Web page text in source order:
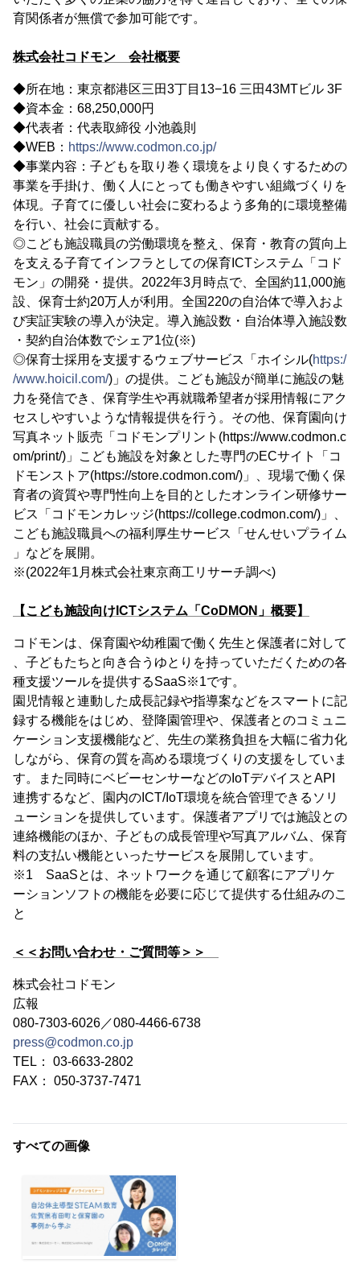
育関係者が無償で参加可能です。
株式会社コドモン 会社概要
◆所在地：東京都港区三田3丁目13−16 三田43MTビル 3F
◆資本金：68,250,000円
◆代表者：代表取締役 小池義則
◆WEB： https://www.codmon.co.jp/
◆事業内容：子どもを取り巻く環境をより良くするための
事業を手掛け、働く人にとっても働きやすい組織づくりを
体現。子育てに優しい社会に変わるよう多角的に環境整備
を行い、社会に貢献する。
◎こども施設職員の労働環境を整え、保育・教育の質向上
を支える子育てインフラとしての保育ICTシステム「コド
モン」の開発・提供。2022年3月時点で、全国約11,000施
設、保育士約20万人が利用。全国220の自治体で導入およ
び実証実験の導入が決定。導入施設数・自治体導入施設数
・契約自治体数でシェア1位(※)
◎保育士採用を支援するウェブサービス「ホイシル(https:/
/www.hoicil.com/)」の提供。こども施設が簡単に施設の魅
力を発信でき、保育学生や再就職希望者が採用情報にアク
セスしやすいような情報提供を行う。その他、保育園向け
写真ネット販売「コドモンプリント(https://www.codmon.c
om/print/)」こども施設を対象とした専門のECサイト「コ
ドモンストア(https://store.codmon.com/)」、現場で働く保
育者の資質や専門性向上を目的としたオンライン研修サー
ビス「コドモンカレッジ(https://college.codmon.com/)」、
こども施設職員への福利厚生サービス「せんせいプライム
」などを展開。
※(2022年1月株式会社東京商工リサーチ調べ)
【こども施設向けICTシステム「CoDMON」概要】
コドモンは、保育園や幼稚園で働く先生と保護者に対して
、子どもたちと向き合うゆとりを持っていただくための各
種支援ツールを提供するSaaS※1です。
園児情報と連動した成長記録や指導案などをスマートに記
録する機能をはじめ、登降園管理や、保護者とのコミュニ
ケーション支援機能など、先生の業務負担を大幅に省力化
しながら、保育の質を高める環境づくりの支援をしていま
す。また同時にベビーセンサーなどのIoTデバイスとAPI
連携するなど、園内のICT/IoT環境を統合管理できるソリ
ューションを提供しています。保護者アプリでは施設との
連絡機能のほか、子どもの成長管理や写真アルバム、保育
料の支払い機能といったサービスを展開しています。
※1 SaaSとは、ネットワークを通じて顧客にアプリケ
ーションソフトの機能を必要に応じて提供する仕組みのこ
と
＜＜お問い合わせ・ご質問等＞＞
株式会社コドモン
広報
080-7303-6026／080-4466-6738
press@codmon.co.jp
TEL： 03-6633-2802
FAX： 050-3737-7471
すべての画像